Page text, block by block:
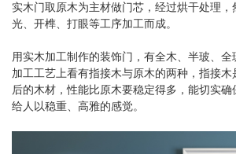
实木门取原木为主材做门芯，经过烘干处理
光、开榫、打眼等工序加工而成。
用实木加工制作的装饰门，有全木、半玻、
加工工艺上看有指接木与原木的两种，指接
后的木材，性能比原木要稳定得多，能切实确
给人以稳重、高雅的感觉。